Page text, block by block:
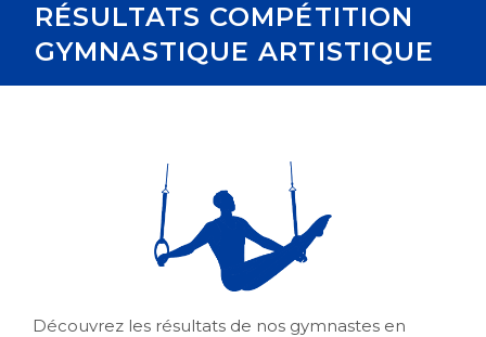
RÉSULTATS COMPÉTITION
GYMNASTIQUE ARTISTIQUE
Découvrez les résultats de nos gymnastes en